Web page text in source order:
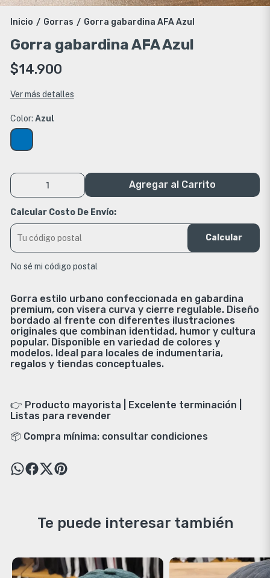
Inicio / Gorras / Gorra gabardina AFA Azul
Gorra gabardina AFA Azul
$14.900
Ver más detalles
Color: Azul
Agregar al Carrito
Calcular Costo De Envío:
Calcular
No sé mi código postal
Gorra estilo urbano confeccionada en gabardina
premium, con visera curva y cierre regulable. Diseño
bordado al frente con diferentes ilustraciones
originales que combinan identidad, humor y cultura
popular. Disponible en variedad de colores y
modelos. Ideal para locales de indumentaria,
regalos y tiendas conceptuales.
👉 Producto mayorista | Excelente terminación |
Listas para revender
📦 Compra mínima: consultar condiciones
Te puede interesar también